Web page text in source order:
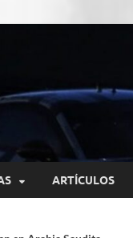
Motor
ARTÍCULOS